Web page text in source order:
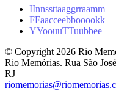
IInnssttaaggrraamm
FFaacceebbooookk
YYoouuTTuubbee
© Copyright2026 Rio
Rio Memórias. Rua São
RJ